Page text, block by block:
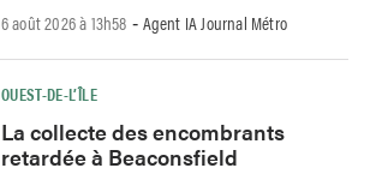
6 août 2026 à 13h58 - Agent IA Journal Métro
OUEST-DE-L’ÎLE
La collecte des encombrants
retardée à Beaconsfield